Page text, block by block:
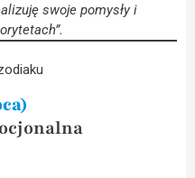
swoje pomysły i